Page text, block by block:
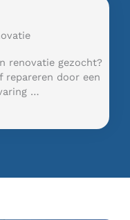
renovatie gezocht?
repareren door een
…